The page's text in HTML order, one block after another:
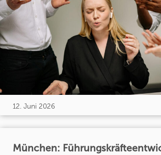
12. Juni 2026
München: